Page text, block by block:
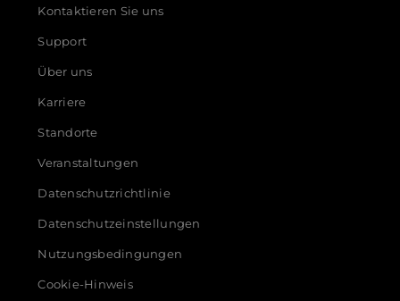
Kontaktieren Sie uns
Support
Über uns
Karriere
Standorte
Veranstaltungen
Datenschutzrichtlinie
Datenschutzeinstellungen
Nutzungsbedingungen
Cookie-Hinweis